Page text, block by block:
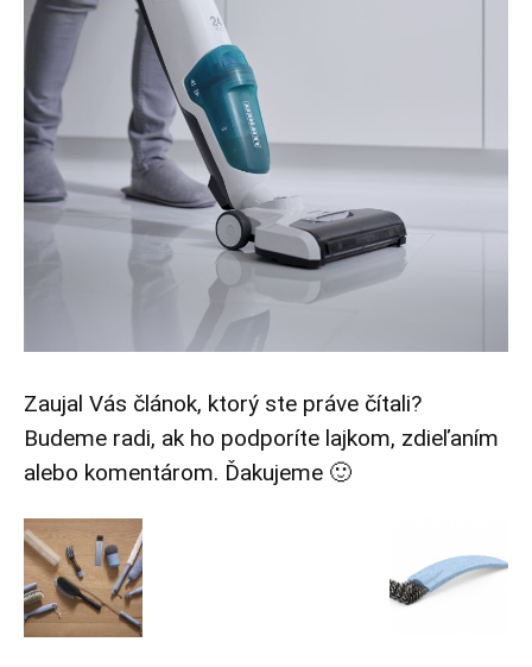
Zaujal Vás článok, ktorý ste práve čítali?
Budeme radi, ak ho podporíte lajkom, zdieľaním
alebo komentárom. Ďakujeme 🙂